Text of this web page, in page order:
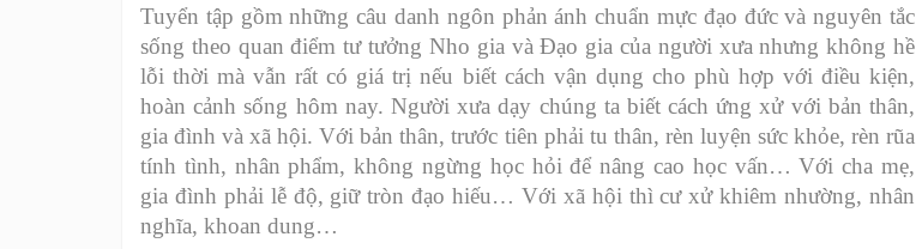
Tuyển tập gồm những câu danh ngôn phản ánh chuẩn mực đạo đức và nguyên tắc
sống theo quan điểm tư tưởng Nho gia và Đạo gia của người xưa nhưng không hề
lỗi thời mà vẫn rất có giá trị nếu biết cách vận dụng cho phù hợp với điều kiện,
hoàn cảnh sống hôm nay. Người xưa dạy chúng ta biết cách ứng xử với bản thân,
gia đình và xã hội. Với bản thân, trước tiên phải tu thân, rèn luyện sức khỏe, rèn rũa
tính tình, nhân phẩm, không ngừng học hỏi để nâng cao học vấn… Với cha mẹ,
gia đình phải lễ độ, giữ tròn đạo hiếu… Với xã hội thì cư xử khiêm nhường, nhân
nghĩa, khoan dung…